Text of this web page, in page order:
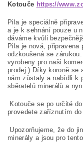
Kotouče https://
Pila je speciálně
a je k sehnání pouze u
dáváme kvůli
Pila je nová, připravena
odzkoušená se
vyrobeny pro naši
prodej ) Díky koroně se
nám zůstaly a nabídli k
sběratelů minerálů a
Kotouče se po určité
provedete zaříznutím
Upozorňujeme, že do
minerály a jsou pro